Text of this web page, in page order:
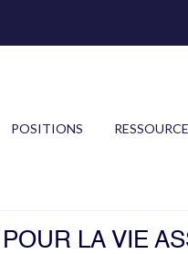
POSITIONS
LA VIE